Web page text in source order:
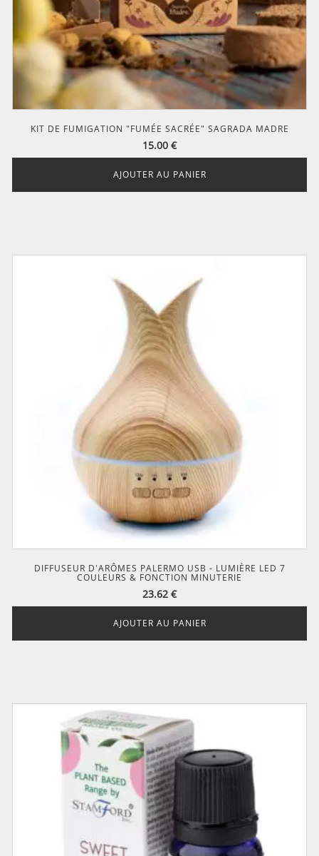
KIT DE FUMIGATION "FUMÉE SACRÉE" SAGRADA MADRE
15.00 €
AJOUTER AU PANIER
DIFFUSEUR D'ARÔMES PALERMO USB - LUMIÈRE LED 7
COULEURS & FONCTION MINUTERIE
23.62 €
AJOUTER AU PANIER